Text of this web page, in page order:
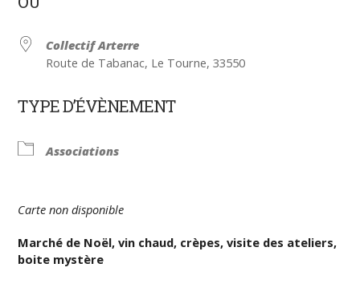
Collectif Arterre
Route de Tabanac, Le Tourne, 33550
TYPE D’ÉVÈNEMENT
Associations
Carte non disponible
Marché de Noël, vin chaud, crèpes, visite des ateliers,
boite mystère